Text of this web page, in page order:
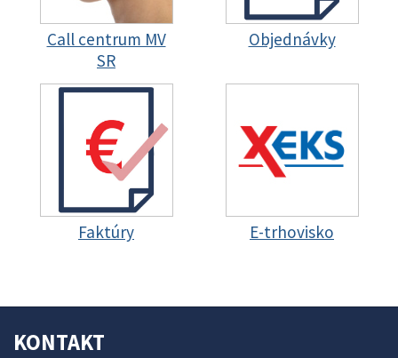
Call centrum MV
SR
Objednávky
Faktúry E-trhovisko
KONTAKT